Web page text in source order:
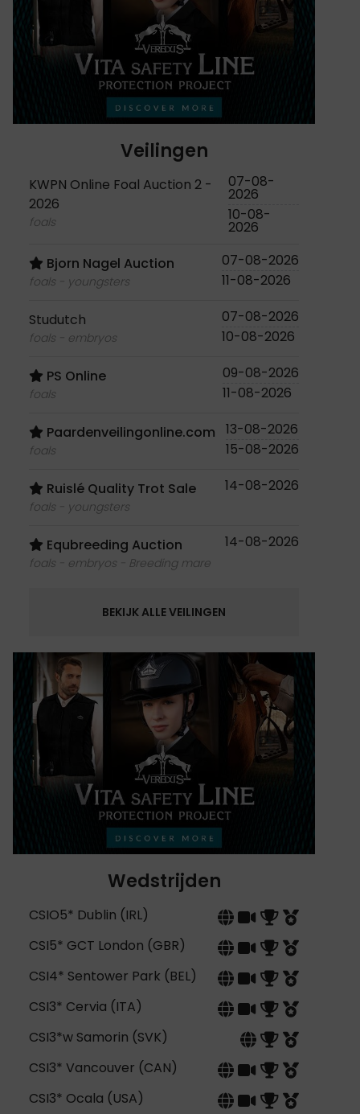
Veilingen
KWPN Online Foal Auction 2 -
2026
foals
07-08-
2026
10-08-
2026
Bjorn Nagel Auction
foals - youngsters
07-08-2026
11-08-2026
Studutch
foals - embryos
07-08-2026
10-08-2026
PS Online
foals
09-08-2026
11-08-2026
Paardenveilingonline.com
foals
13-08-2026
15-08-2026
Ruislé Quality Trot Sale
foals - youngsters
14-08-2026
Equbreeding Auction
foals - embryos - Breeding mare
14-08-2026
BEKIJK ALLE VEILINGEN
Wedstrijden
CSIO5* Dublin (IRL)
CSI5* GCT London (GBR)
CSI4* Sentower Park (BEL)
CSI3* Cervia (ITA)
CSI3*w Samorin (SVK)
CSI3* Vancouver (CAN)
CSI3* Ocala (USA)